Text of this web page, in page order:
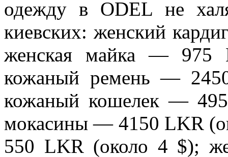
одежду в ODEL не
киевских: женский
женская майка — 975
кожаный ремень —
кожаный кошелек —
мокасины — 4150 LKR
550 LKR (около 4 $);